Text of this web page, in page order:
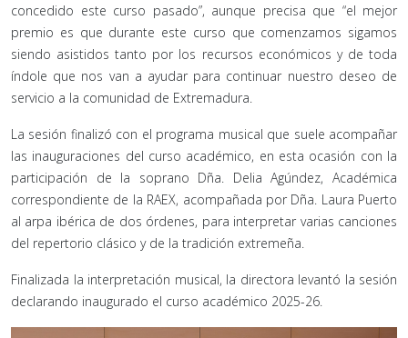
concedido este curso pasado”, aunque precisa que “el mejor
premio es que durante este curso que comenzamos sigamos
siendo asistidos tanto por los recursos económicos y de toda
índole que nos van a ayudar para continuar nuestro deseo de
servicio a la comunidad de Extremadura.
La sesión finalizó con el programa musical que suele acompañar
las inauguraciones del curso académico, en esta ocasión con la
participación de la soprano Dña. Delia Agúndez, Académica
correspondiente de la RAEX, acompañada por Dña. Laura Puerto
al arpa ibérica de dos órdenes, para interpretar varias canciones
del repertorio clásico y de la tradición extremeña.
Finalizada la interpretación musical, la directora levantó la sesión
declarando inaugurado el curso académico 2025-26.